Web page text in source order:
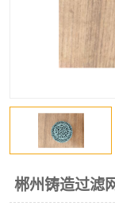
郴州铸造过滤